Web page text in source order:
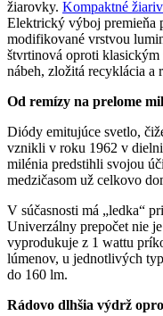
žiarovky. Kompaktné
Elektrický výboj premieňa
modifikované vrstvou
štvrtinová oproti
nábeh, zložitá recyklácia
Od remízy na prelome
Diódy emitujúce svetlo,
vznikli v roku 1962 v
milénia predstihli svojou
medzičasom už celkovo
V súčasnosti má „ledka“
Univerzálny prepočet nie
vyprodukuje z 1 wattu
lúmenov, u jednotlivých
do 160 lm.
Rádovo dlhšia výdrž